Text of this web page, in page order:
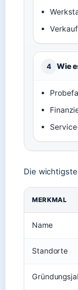
4 Wie
Die
MERKMAL
Name
Standorte